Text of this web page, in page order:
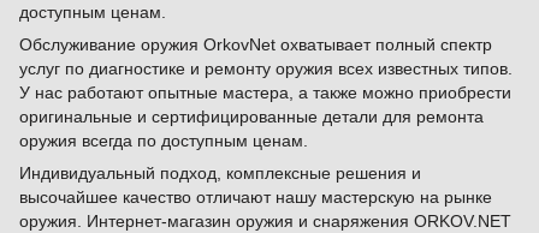
доступным ценам.
Обслуживание оружия OrkovNet охватывает полный спектр
услуг по диагностике и ремонту оружия всех известных типов.
У нас работают опытные мастера, а также можно приобрести
оригинальные и сертифицированные детали для ремонта
оружия всегда по доступным ценам.
Индивидуальный подход, комплексные решения и
высочайшее качество отличают нашу мастерскую на рынке
оружия. Интернет-магазин оружия и снаряжения ORKOV.NET